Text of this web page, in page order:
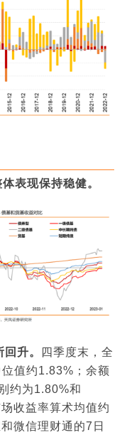
表现保持稳健。
升。
四季度末，全
值约1.83%；余额
约为1.80%和
收益率算术均值约
微信理财通的7日